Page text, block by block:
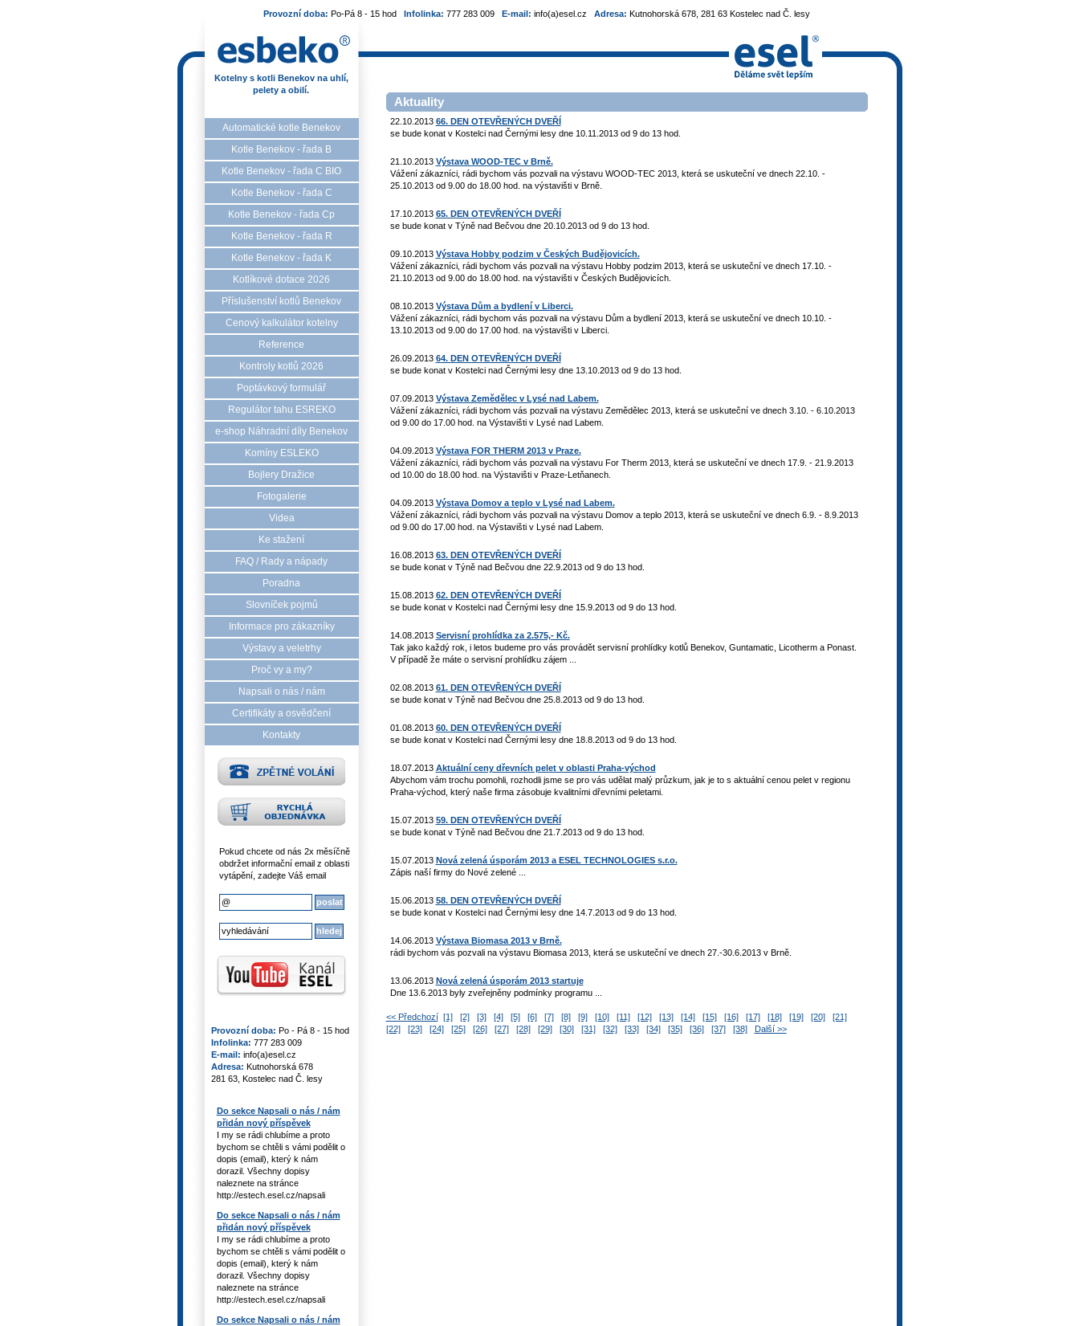
Provozní doba: Po-Pá 8 - 15 hod Infolinka: 777 283 009 E-mail: info(a)esel.cz Adresa: Kutnohorská 678, 281 63 Kostelec nad Č. lesy
Kotelny s kotli Benekov na uhlí,
pelety a obilí.
Automatické kotle Benekov
Kotle Benekov - řada B
Kotle Benekov - řada C BIO
Kotle Benekov - řada C
Kotle Benekov - řada Cp
Kotle Benekov - řada R
Kotle Benekov - řada K
Kotlíkové dotace 2026
Příslušenství kotlů Benekov
Cenový kalkulátor kotelny
Reference
Kontroly kotlů 2026
Poptávkový formulář
Regulátor tahu ESREKO
e-shop Náhradní díly Benekov
Komíny ESLEKO
Bojlery Dražice
Fotogalerie
Videa
Ke stažení
FAQ / Rady a nápady
Poradna
Slovníček pojmů
Informace pro zákazníky
Výstavy a veletrhy
Proč vy a my?
Napsali o nás / nám
Certifikáty a osvědčení
Kontakty
Pokud chcete od nás 2x měsíčně
obdržet informační email z oblasti
vytápění, zadejte Váš email
Provozní doba: Po - Pá 8 - 15 hod
Infolinka: 777 283 009
E-mail: info(a)esel.cz
Adresa: Kutnohorská 678
281 63, Kostelec nad Č. lesy
Do sekce Napsali o nás / nám
přidán nový příspěvek
I my se rádi chlubíme a proto
bychom se chtěli s vámi podělit o
dopis (email), který k nám
dorazil. Všechny dopisy
naleznete na stránce
http://estech.esel.cz/napsali
Do sekce Napsali o nás / nám
přidán nový příspěvek
I my se rádi chlubíme a proto
bychom se chtěli s vámi podělit o
dopis (email), který k nám
dorazil. Všechny dopisy
naleznete na stránce
http://estech.esel.cz/napsali
Do sekce Napsali o nás / nám
Aktuality
22.10.2013 66. DEN OTEVŘENÝCH DVEŘÍ
se bude konat v Kostelci nad Černými lesy dne 10.11.2013 od 9 do 13 hod.
21.10.2013 Výstava WOOD-TEC v Brně.
Vážení zákazníci, rádi bychom vás pozvali na výstavu WOOD-TEC 2013, která se uskuteční ve dnech 22.10. -
25.10.2013 od 9.00 do 18.00 hod. na výstavišti v Brně.
17.10.2013 65. DEN OTEVŘENÝCH DVEŘÍ
se bude konat v Týně nad Bečvou dne 20.10.2013 od 9 do 13 hod.
09.10.2013 Výstava Hobby podzim v Českých Budějovicích.
Vážení zákazníci, rádi bychom vás pozvali na výstavu Hobby podzim 2013, která se uskuteční ve dnech 17.10. -
21.10.2013 od 9.00 do 18.00 hod. na výstavišti v Českých Budějovicích.
08.10.2013 Výstava Dům a bydlení v Liberci.
Vážení zákazníci, rádi bychom vás pozvali na výstavu Dům a bydlení 2013, která se uskuteční ve dnech 10.10. -
13.10.2013 od 9.00 do 17.00 hod. na výstavišti v Liberci.
26.09.2013 64. DEN OTEVŘENÝCH DVEŘÍ
se bude konat v Kostelci nad Černými lesy dne 13.10.2013 od 9 do 13 hod.
07.09.2013 Výstava Zemědělec v Lysé nad Labem.
Vážení zákazníci, rádi bychom vás pozvali na výstavu Zemědělec 2013, která se uskuteční ve dnech 3.10. - 6.10.2013
od 9.00 do 17.00 hod. na Výstavišti v Lysé nad Labem.
04.09.2013 Výstava FOR THERM 2013 v Praze.
Vážení zákazníci, rádi bychom vás pozvali na výstavu For Therm 2013, která se uskuteční ve dnech 17.9. - 21.9.2013
od 10.00 do 18.00 hod. na Výstavišti v Praze-Letňanech.
04.09.2013 Výstava Domov a teplo v Lysé nad Labem.
Vážení zákazníci, rádi bychom vás pozvali na výstavu Domov a teplo 2013, která se uskuteční ve dnech 6.9. - 8.9.2013
od 9.00 do 17.00 hod. na Výstavišti v Lysé nad Labem.
16.08.2013 63. DEN OTEVŘENÝCH DVEŘÍ
se bude konat v Týně nad Bečvou dne 22.9.2013 od 9 do 13 hod.
15.08.2013 62. DEN OTEVŘENÝCH DVEŘÍ
se bude konat v Kostelci nad Černými lesy dne 15.9.2013 od 9 do 13 hod.
14.08.2013 Servisní prohlídka za 2.575,- Kč.
Tak jako každý rok, i letos budeme pro vás provádět servisní prohlídky kotlů Benekov, Guntamatic, Licotherm a Ponast.
V případě že máte o servisní prohlídku zájem ...
02.08.2013 61. DEN OTEVŘENÝCH DVEŘÍ
se bude konat v Týně nad Bečvou dne 25.8.2013 od 9 do 13 hod.
01.08.2013 60. DEN OTEVŘENÝCH DVEŘÍ
se bude konat v Kostelci nad Černými lesy dne 18.8.2013 od 9 do 13 hod.
18.07.2013 Aktuální ceny dřevních pelet v oblasti Praha-východ
Abychom vám trochu pomohli, rozhodli jsme se pro vás udělat malý průzkum, jak je to s aktuální cenou pelet v regionu
Praha-východ, který naše firma zásobuje kvalitními dřevními peletami.
15.07.2013 59. DEN OTEVŘENÝCH DVEŘÍ
se bude konat v Týně nad Bečvou dne 21.7.2013 od 9 do 13 hod.
15.07.2013 Nová zelená úsporám 2013 a ESEL TECHNOLOGIES s.r.o.
Zápis naší firmy do Nové zelené ...
15.06.2013 58. DEN OTEVŘENÝCH DVEŘÍ
se bude konat v Kostelci nad Černými lesy dne 14.7.2013 od 9 do 13 hod.
14.06.2013 Výstava Biomasa 2013 v Brně.
rádi bychom vás pozvali na výstavu Biomasa 2013, která se uskuteční ve dnech 27.-30.6.2013 v Brně.
13.06.2013 Nová zelená úsporám 2013 startuje
Dne 13.6.2013 byly zveřejněny podmínky programu ...
<< Předchozí [1] [2] [3] [4] [5] [6] [7] [8] [9] [10] [11] [12] [13] [14] [15] [16] [17] [18] [19] [20]
[21]
[22]
[23] [24] [25] [26] [27] [28] [29] [30] [31] [32] [33] [34] [35] [36] [37] [38] Další >>